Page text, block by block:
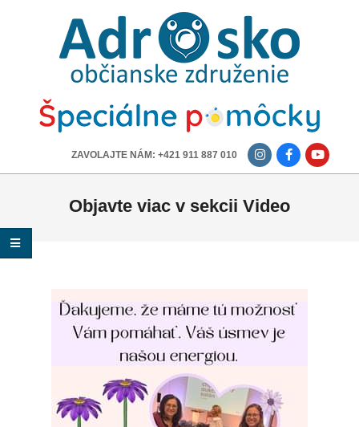
ADROSKO
OBČIANSKE
ZDRUŽENIE
ZAVOLAJTE NÁM: +421 911 887 010
Objavte viac v sekcii Video